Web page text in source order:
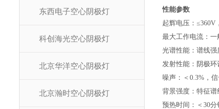
东西电子空心阴极灯
科创海光空心阴极灯
北京华洋空心阴极灯
北京瀚时空心阴极灯
性能参数
起辉电压：≤360V
最大工作电流：一
光谱性能：谱线
发射性能：阴极
噪声：＜0.3%，
背景强度：特征
预热时间：＜30分